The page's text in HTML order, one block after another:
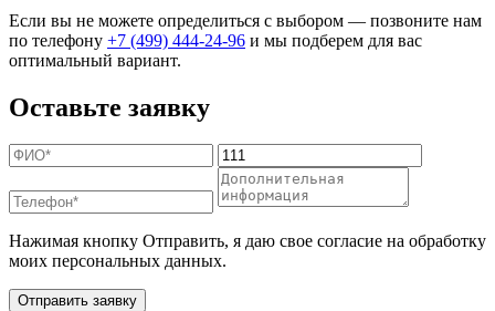
Если вы не можете определиться с выбором — позвоните нам
по телефону +7 (499) 444-24-96 и мы подберем для вас
оптимальный вариант.
Оставьте заявку
Нажимая кнопку Отправить, я даю свое согласие на обработку
моих персональных данных.
Отправить заявку